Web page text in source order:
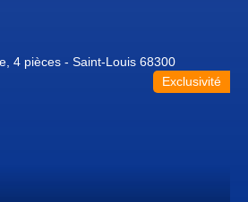
Exclusivité